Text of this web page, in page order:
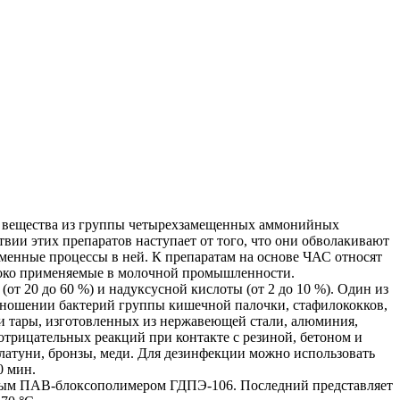
из группы четырехзамещенных аммонийных
этих препаратов наступает от того, что они обволакивают
процессы в ней. К препаратам на основе ЧАС относят
применяемые в молочной промышленности.
20 до 60 %) и надуксусной кислоты (от 2 до 10 %). Один из
бактерий группы кишечной палочки, стафилококков,
тары, изготовленных из нержавеющей стали, алюминия,
реакций при контакте с резиной, бетоном и
бронзы, меди. Для дезинфекции можно использовать
мин.
ПАВ-блоксополимером ГДПЭ-106. Последний представляет